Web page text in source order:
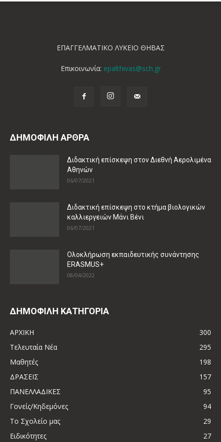
ΕΠΑΓΓΕΛΜΑΤΙΚΟ ΛΥΚΕΙΟ ΘΗΒΑΣ
Επικοινωνία: epalthivas@sch.gr
ΔΗΜΟΦΙΛΗ ΑΡΘΡΑ
Διδακτική επίσκεψη στον Διεθνή Αερολιμένα
Αθηνών
06/07/2021
Διδακτική επίσκεψη στο κτήμα βιολογικών
καλλιεργειών Μάνι Βένι
06/07/2021
Ολοκλήρωση εκπαιδευτικής συνάντησης
ERASMUS+
08/04/2022
ΔΗΜΟΦΙΛΗ ΚΑΤΗΓΟΡΙΑ
ΑΡΧΙΚΗ
300
Τελευταία Νέα
295
Μαθητές
198
ΔΡΑΣΕΙΣ
157
ΠΑΝΕΛΛΑΔΙΚΕΣ
95
Γονείς/Κηδεμόνες
94
Το Σχολείο μας
29
Ειδικότητες
27